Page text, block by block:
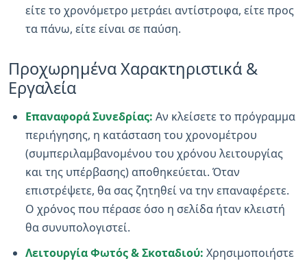
είτε το χρονόμετρο μετράει αντίστροφα, είτε προς
τα πάνω, είτε είναι σε παύση.
Προχωρημένα Χαρακτηριστικά &
Εργαλεία
Επαναφορά Συνεδρίας: Αν κλείσετε το πρόγραμμα
περιήγησης, η κατάσταση του χρονομέτρου
(συμπεριλαμβανομένου του χρόνου λειτουργίας
και της υπέρβασης) αποθηκεύεται. Όταν
επιστρέψετε, θα σας ζητηθεί να την επαναφέρετε.
Ο χρόνος που πέρασε όσο η σελίδα ήταν κλειστή
θα συνυπολογιστεί.
Λειτουργία Φωτός & Σκοταδιού: Χρησιμοποιήστε